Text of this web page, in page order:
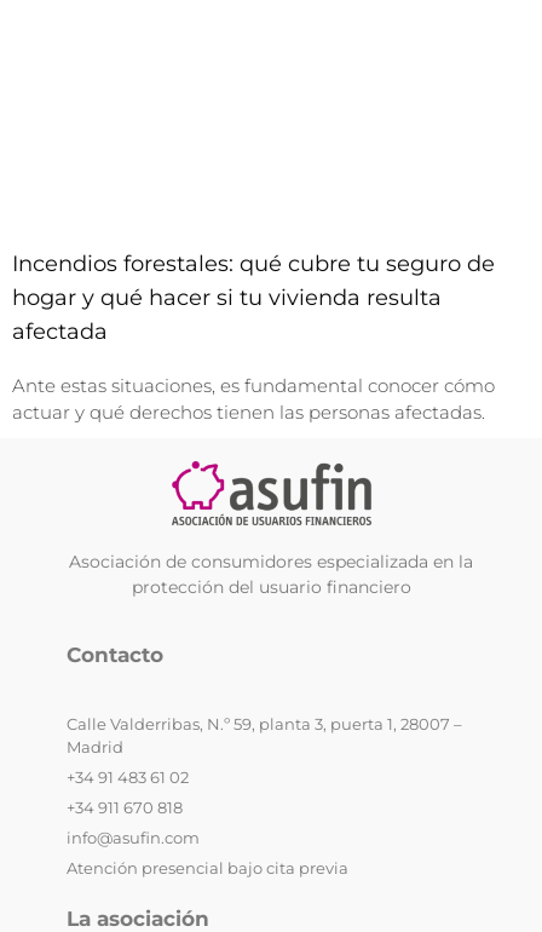
Incendios forestales: qué cubre tu seguro de
hogar y qué hacer si tu vivienda resulta
afectada
Ante estas situaciones, es fundamental conocer cómo
actuar y qué derechos tienen las personas afectadas.
Asociación de consumidores especializada en la
protección del usuario financiero
Contacto
Calle Valderribas, N.º 59, planta 3, puerta 1, 28007 –
Madrid
+34 91 483 61 02
+34 911 670 818
info@asufin.com
Atención presencial bajo cita previa
La asociación